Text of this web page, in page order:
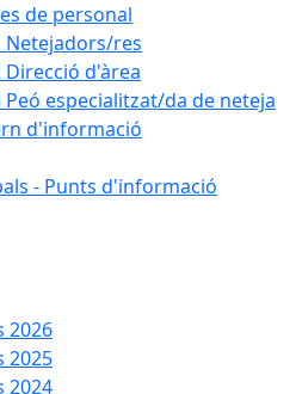
de personal
Netejadors/res
Direcció d'àrea
Peó especialitzat/da de neteja
d'informació
- Punts d'informació
2026
2025
2024